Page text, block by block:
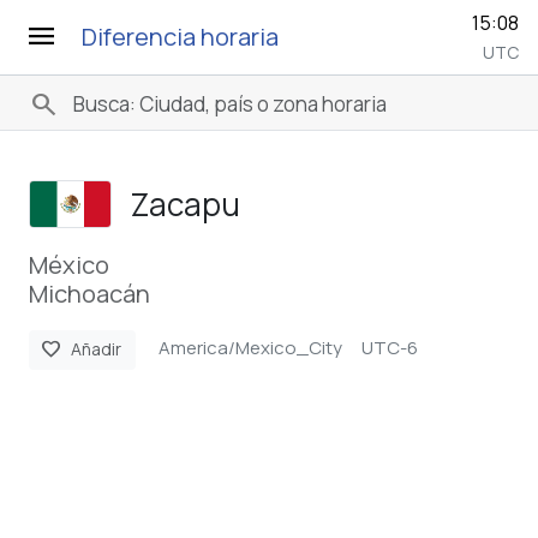
menu Diferencia horaria 15:08
UTC
search
Zacapu
México
Michoacán
favorite Añadir America/Mexico_City UTC-6